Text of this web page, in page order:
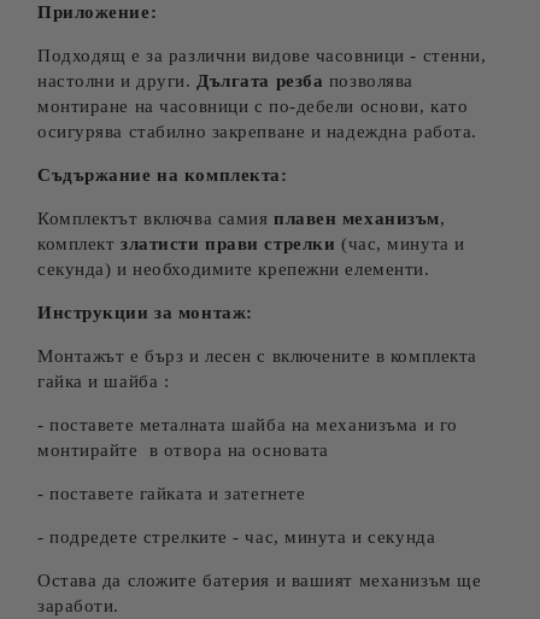
Приложение:
Подходящ е за различни видове часовници - стенни,
настолни и други. Дългата резба позволява
монтиране на часовници с по-дебели основи, като
осигурява стабилно закрепване и надеждна работа.
Съдържание на комплекта:
Комплектът включва самия плавен механизъм,
комплектзлатистиправистрелки (час, минута и
секунда) и необходимите крепежни елементи.
Инструкции за монтаж:
Монтажът е бърз и лесен с включените в комплекта
гайка и шайба :
- поставете металната шайба на механизъма и го
монтирайте в отвора на основата
- поставете гайката и затегнете
- подредете стрелките - час, минута и секунда
Остава да сложите батерия и вашият механизъм ще
заработи.